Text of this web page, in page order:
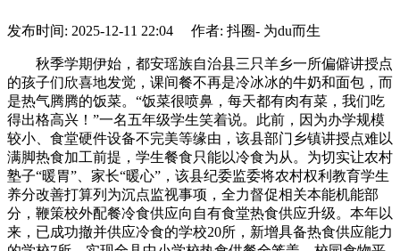
发布时间: 2025-12-11 22:04 作者: 抖圈- 为du而生
秋季学期伊始，都安瑶族自治县三只羊乡一所偏僻讲授点
的孩子们欣喜地发觉，课间餐不再是冷冰冰的牛奶和面包，而
是热气腾腾的饭菜。“饭菜很喷鼻，每天都有肉有菜，我们吃
得出格高兴！”一名五年级学生笑着说。此前，因为办学规模
较小、食堂硬件设备不完美等缘由，该县部门乡镇讲授点难以
满脚热食加工前提，学生餐食只能以冷食为从。为切实让农村
塾子“暖胃”、家长“暖心”，该县纪委监委将农村权利教育学生
养分改善打算列为沉点监视事项，全力督促相关本能机能部
分，鞭策校外配餐冷食供应向自有食堂热食供应升级。本年以
来，已成功撤并供应冷食的学校20所，新增具备热食供应能力